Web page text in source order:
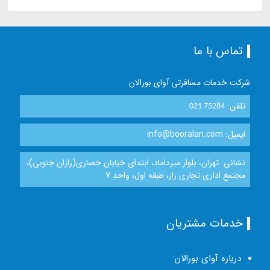
تماس با ما
شرکت خدمات مسافرتی آوای بورالان
تلفن:021 75284
ایمیل: info@booralan.com
نشانی: تهران، بلوار میرداماد، ابتدای خیابان حصاری(رازان جنوبی)،
مجتمع اداری تجاری راز، طبقه اول، واحد 7
خدمات مشتریان
درباره آوای بورالان